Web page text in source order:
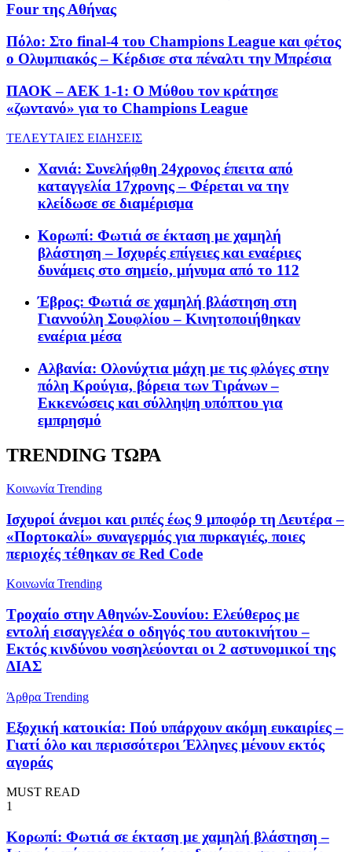
Four της Αθήνας
Πόλο: Στο final-4 του Champions League και φέτος
ο Ολυμπιακός – Κέρδισε στα πέναλτι την Μπρέσια
ΠΑΟΚ – ΑΕΚ 1-1: Ο Μύθου τον κράτησε
«ζωντανό» για το Champions League
ΤΕΛΕΥΤΑΙΕΣ ΕΙΔΗΣΕΙΣ
Χανιά: Συνελήφθη 24χρονος έπειτα από
καταγγελία 17χρονης – Φέρεται να την
κλείδωσε σε διαμέρισμα
Κορωπί: Φωτιά σε έκταση με χαμηλή
βλάστηση – Ισχυρές επίγειες και εναέριες
δυνάμεις στο σημείο, μήνυμα από το 112
Έβρος: Φωτιά σε χαμηλή βλάστηση στη
Γιαννούλη Σουφλίου – Κινητοποιήθηκαν
εναέρια μέσα
Αλβανία: Ολονύχτια μάχη με τις φλόγες στην
πόλη Κρούγια, βόρεια των Τιράνων –
Εκκενώσεις και σύλληψη υπόπτου για
εμπρησμό
TRENDING ΤΩΡΑ
Κοινωνία Trending
Ισχυροί άνεμοι και ριπές έως 9 μποφόρ τη Δευτέρα –
«Πορτοκαλί» συναγερμός για πυρκαγιές, ποιες
περιοχές τέθηκαν σε Red Code
Κοινωνία Trending
Τροχαίο στην Αθηνών-Σουνίου: Ελεύθερος με
εντολή εισαγγελέα ο οδηγός του αυτοκινήτου –
Εκτός κινδύνου νοσηλεύονται οι 2 αστυνομικοί της
ΔΙΑΣ
Άρθρα Trending
Εξοχική κατοικία: Πού υπάρχουν ακόμη ευκαιρίες –
Γιατί όλο και περισσότεροι Έλληνες μένουν εκτός
αγοράς
MUST READ
1
Κορωπί: Φωτιά σε έκταση με χαμηλή βλάστηση –